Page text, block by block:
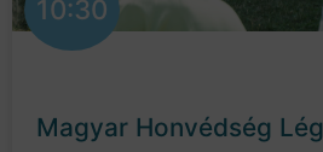
10:30
Magyar Honvédség